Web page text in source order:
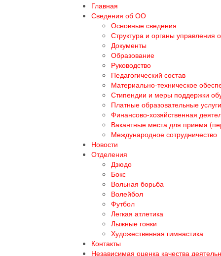
Главная
Сведения об ОО
Основные сведения
Структура и органы управления
Документы
Образование
Руководство
Педагогический состав
Материально-техническое
Стипендии и меры поддержки
Платные образовательные услуги
Финансово-хозяйственная
Вакантные места для приема
Международное сотрудничество
Новости
Отделения
Дзюдо
Бокс
Вольная борьба
Волейбол
Футбол
Легкая атлетика
Лыжные гонки
Художественная гимнастика
Контакты
Независимая оценка качества